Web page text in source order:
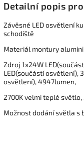
Detailní popis
Závěsné LED osvětlení
schodiště
Materiál montury
Zdroj 1x24W
LED(součástí osvětlení),
osvětlení), 4947lumen,
2700K velmi teplé světlo,
Možnost dodání světla s